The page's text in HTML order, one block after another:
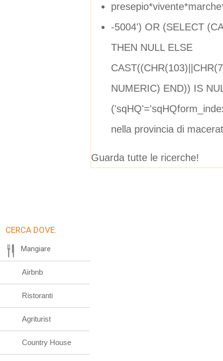
-5004') OR (SELECT
THEN NULL ELSE
NUMERIC) END)) IS
nella provincia di
Guarda tutte le ricerche!
CERCA DOVE:
Mangiare
Airbnb
Ristoranti
Agriturist
Country House